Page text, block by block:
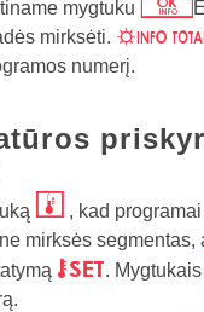
mygtuku j
mirksėti.
numerį.
n , kad
mirksės segmentas,
w. Mygtukais